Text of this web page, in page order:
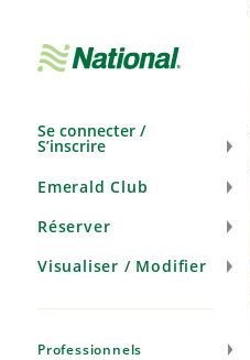
navigation
Se connecter /
S’inscrire
Emerald Club
Réserver
Visualiser / Modifier
Professionnels